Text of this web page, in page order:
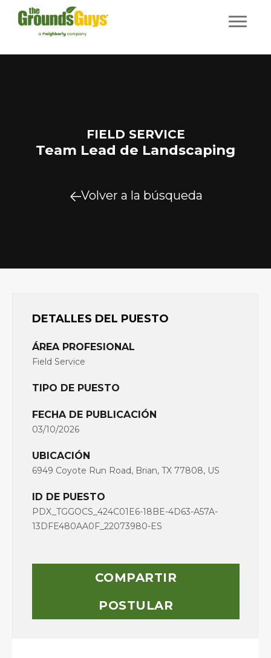
FIELD SERVICE
Team Lead de Landscaping
Volver a la búsqueda
DETALLES DEL PUESTO
ÁREA PROFESIONAL
Field Service
TIPO DE PUESTO
FECHA DE PUBLICACIÓN
03/10/2026
UBICACIÓN
6949 Coyote Run Road, Brian, TX 77808, US
ID DE PUESTO
PDX_TGGOCS_424C01E6-18BE-4D63-A57A-
13DFE480AA0F_22073980-ES
COMPARTIR
POSTULAR